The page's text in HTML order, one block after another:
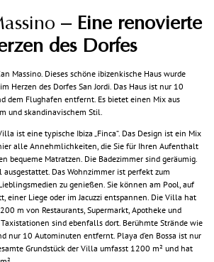
– Eine renovierte
des Dorfes
Massino. Dieses schöne ibizenkische Haus wurde
Herzen des Dorfes San Jordi. Das Haus ist nur 10
dem Flughafen entfernt. Es bietet einen Mix aus
und skandinavischem Stil.
ist eine typische Ibiza „Finca“. Das Design ist ein Mix
alle Annehmlichkeiten, die Sie für Ihren Aufenthalt
bequeme Matratzen. Die Badezimmer sind geräumig.
Das Wohnzimmer ist perfekt zum
zu genießen. Sie können am Pool, auf
einer Liege oder im Jacuzzi entspannen. Die Villa hat
m von Restaurants, Supermarkt, Apotheke und
sind ebenfalls dort. Berühmte Strände wie
nur 10 Autominuten entfernt. Playa d’en Bossa ist nur
Grundstück der Villa umfasst 1200 m² und hat